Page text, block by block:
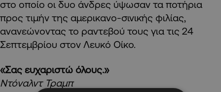
στο οποίο οι δυο άνδρες ύψωσαν τα ποτήρια
προς τιμήν της αμερικανο-σινικής φιλίας,
ανανεώνοντας το ραντεβού τους για τις 24
Σεπτεμβρίου στον Λευκό Οίκο.
«Σας ευχαριστώ όλους.»
Ντόναλντ Τραμπ